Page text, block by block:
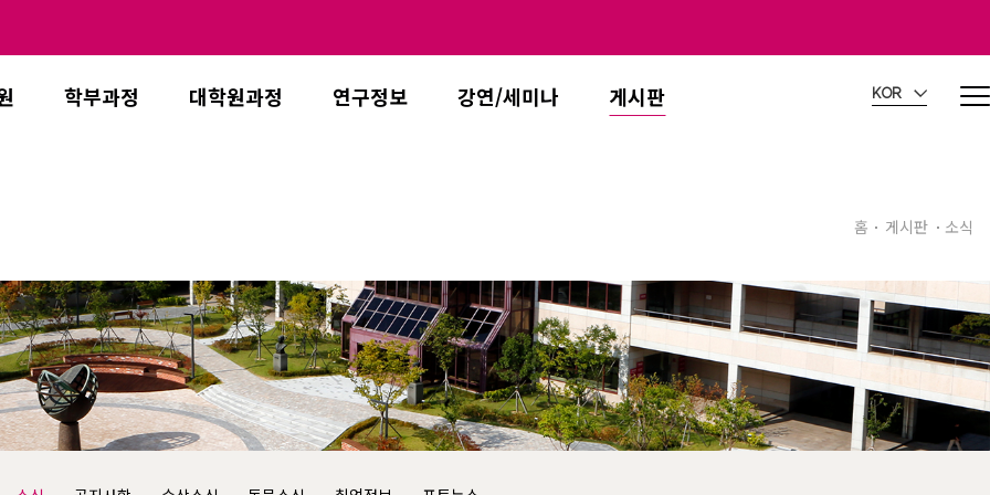
학부과정 대학원과정 연구정보 강연/세미나 게시판 KOR
홈 게시판 소식